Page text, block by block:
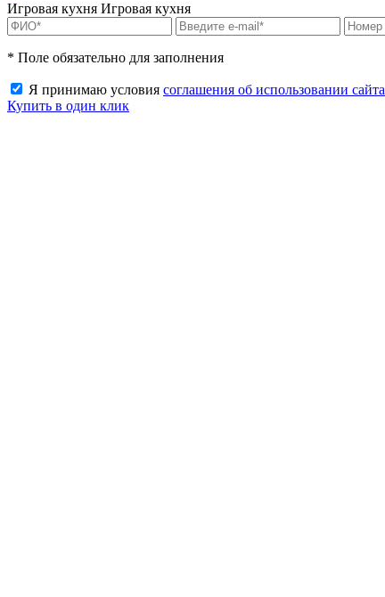
Игровая кухня Игровая кухня
* Поле обязательно для заполнения
Я принимаю условия соглашения об использовании сайта
Купить в один клик